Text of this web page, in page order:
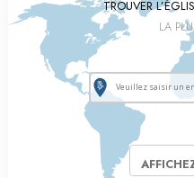
TROUVER
LA